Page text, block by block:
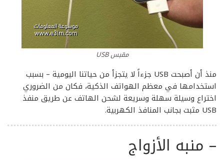
مقبس USB
منذ أن أصبحت USB جزءاً لا يتجزأ من حياتنا اليومية – بسبب
استخدامها في معظم الهواتف الذكية، فكان من الضروري
اختراع وسيلة سهلة وسريعة لشحن الهاتف عن طريق منفذ
USB مثبت بجانب المنافذ الكهربية.
– منبه الأزواج